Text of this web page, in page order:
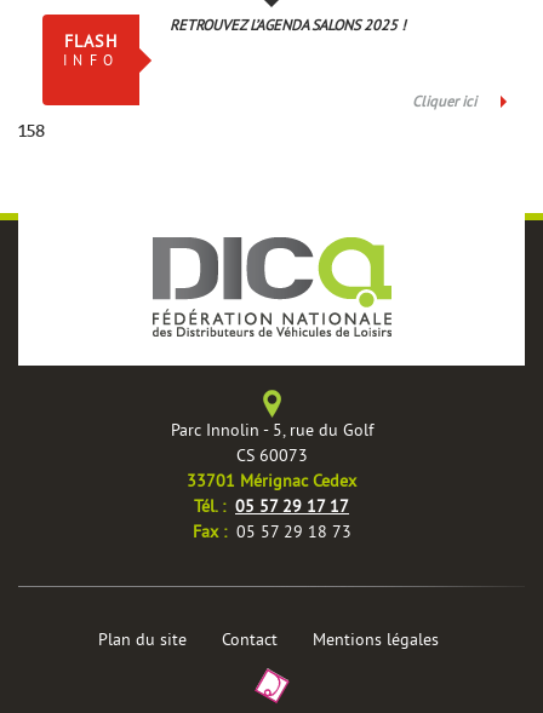
AAA
FLASH
INFO
RETROUVEZ L’AGENDA SALONS 2025 !
Cliquer ici
158
Parc Innolin - 5, rue du Golf
CS 60073
33701 Mérignac Cedex
Tél. : 05 57 29 17 17
Fax :05 57 29 18 73
Plan du site Contact Mentions légales